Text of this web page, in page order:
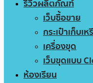
รีวิวผลิตภัณฑ์
เว็บซื้อขาย
กระเป๋าเก็บเ
เครื่องขุด
เว็บขุดแบบ
ห้องเรียน